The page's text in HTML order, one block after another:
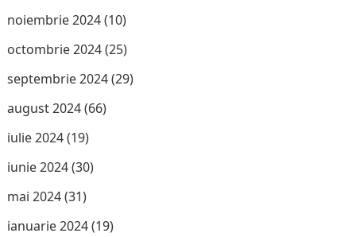
noiembrie 2024(10)
octombrie 2024(25)
septembrie 2024(29)
august 2024(66)
iulie 2024(19)
iunie 2024(30)
mai 2024(31)
ianuarie 2024(19)